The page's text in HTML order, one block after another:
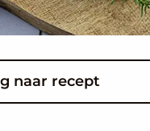
naar recept